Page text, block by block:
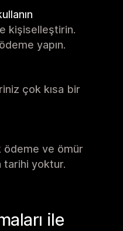
kişiselleştirin.
yapın.
çok kısa bir
ödeme ve ömür
tarihi yoktur.
ile